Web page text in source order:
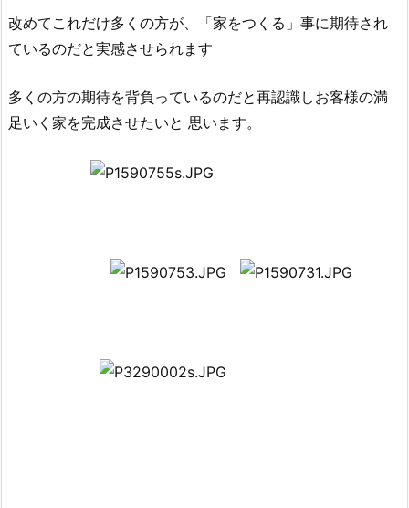
改めてこれだけ多くの方が、「家をつくる」事に期待され
ているのだと実感させられます
多くの方の期待を背負っているのだと再認識しお客様の満
足いく家を完成させたいと 思います。